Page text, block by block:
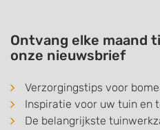
Ontvang elke maand
onze nieuwsbrief
Verzorgingstips voor
Inspiratie voor uw tuin en
De belangrijkste